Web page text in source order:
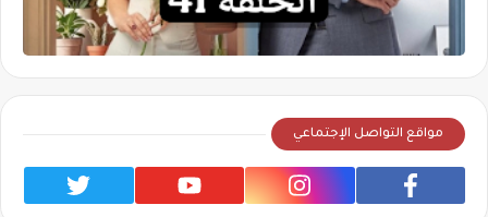
مواقع التواصل الإجتماعي